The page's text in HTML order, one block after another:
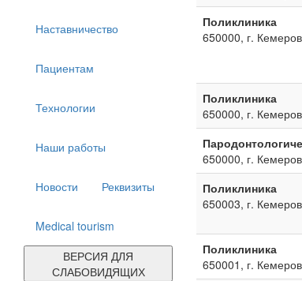
Наставничество
Пациентам
Технологии
Наши работы
Новости Реквизиты
Medical tourism
ВЕРСИЯ ДЛЯ
СЛАБОВИДЯЩИХ
Поликлиника
650000, г.
Поликлиника
650000, г.
650000, г.
Поликлиника
650003, г.
Поликлиника
650001, г.